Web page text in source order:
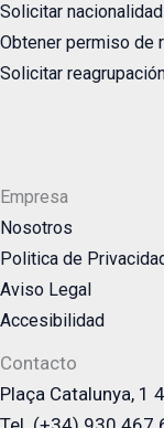
Solicitar
Obtener permiso de
Solicitar
Empresa
Nosotros
Politica de
Aviso Legal
Accesibilidad
Contacto
Plaça Catalunya, 1